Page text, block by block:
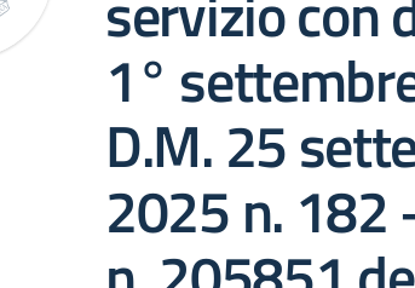
1°
D.M. 25
2025 n. 182